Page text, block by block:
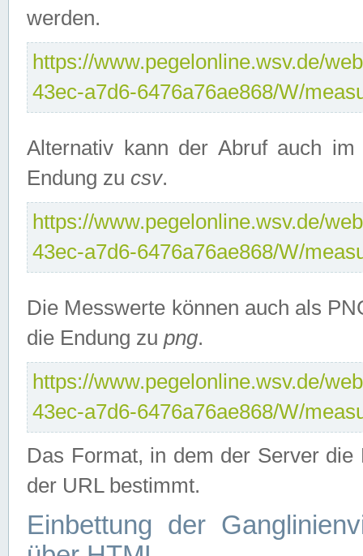
werden.
https://www.pegelonline.wsv.de/
43ec-a7d6-6476a76ae868/W/
Alternativ kann der Abruf auch
Endung zu csv.
https://www.pegelonline.wsv.de/
43ec-a7d6-6476a76ae868/W/
Die Messwerte können auch als
die Endung zu png.
https://www.pegelonline.wsv.de/
43ec-a7d6-6476a76ae868/W/
Das Format, in dem der Server
der URL bestimmt.
Einbettung der